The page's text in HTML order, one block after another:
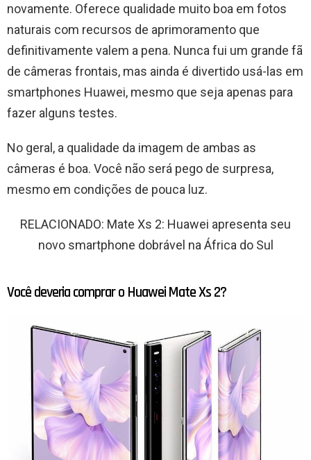
novamente. Oferece qualidade muito boa em fotos
naturais com recursos de aprimoramento que
definitivamente valem a pena. Nunca fui um grande fã
de câmeras frontais, mas ainda é divertido usá-las em
smartphones Huawei, mesmo que seja apenas para
fazer alguns testes.
No geral, a qualidade da imagem de ambas as
câmeras é boa. Você não será pego de surpresa,
mesmo em condições de pouca luz.
RELACIONADO: Mate Xs 2: Huawei apresenta seu
novo smartphone dobrável na África do Sul
Você deveria comprar o Huawei Mate Xs 2?